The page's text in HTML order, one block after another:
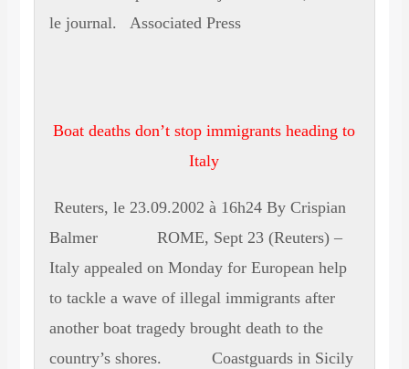
le journal. Associated Press
Boat deaths don’t stop immigrants heading to
Italy
Reuters, le 23.09.2002 à 16h24 By Crispian
Balmer ROME, Sept 23 (Reuters) –
Italy appealed on Monday for European help
to tackle a wave of illegal immigrants after
another boat tragedy brought death to the
country’s shores. Coastguards in Sicily